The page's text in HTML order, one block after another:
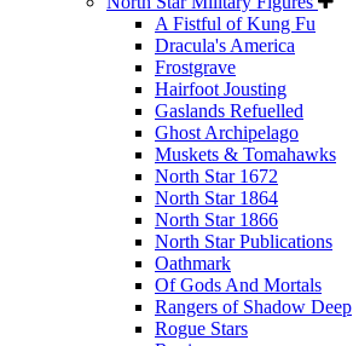
A Fistful of Kung Fu
Dracula's America
Frostgrave
Hairfoot Jousting
Gaslands Refuelled
Ghost Archipelago
Muskets & Tomahawks
North Star 1672
North Star 1864
North Star 1866
North Star Publications
Oathmark
Of Gods And Mortals
Rangers of Shadow Deep
Rogue Stars